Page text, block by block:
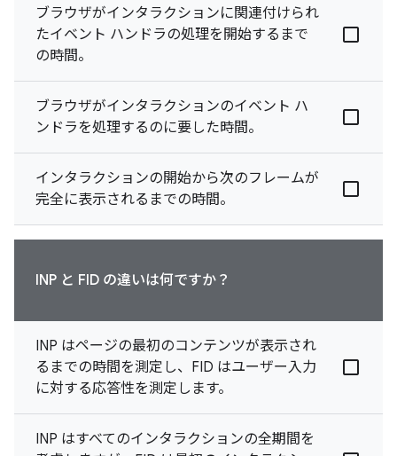
ブラウザがインタラクションに関連付けられ
たイベント ハンドラの処理を開始するまで
の時間。
ブラウザがインタラクションのイベント ハ
ンドラを処理するのに要した時間。
インタラクションの開始から次のフレームが
完全に表示されるまでの時間。
INP と FID の違いは何ですか？
INP はページの最初のコンテンツが表示され
るまでの時間を測定し、FID はユーザー入力
に対する応答性を測定します。
INP はすべてのインタラクションの全期間を